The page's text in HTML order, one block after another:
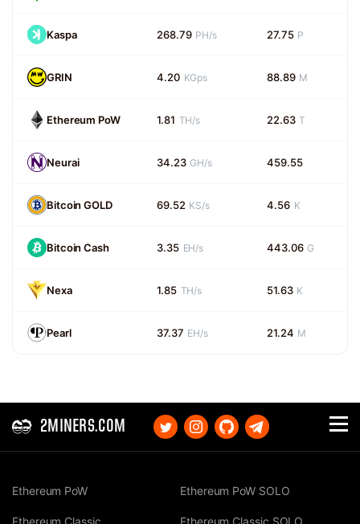
Kaspa 268.79 PH/s 27.75 P
GRIN 4.20 KGps 88.89 M
Ethereum PoW 1.81 TH/s 22.63 T
Neurai 34.23 GH/s 459.55
Bitcoin GOLD 69.52 KS/s 4.56 K
Bitcoin Cash 3.35 EH/s 443.06 G
Nexa 1.85 TH/s 51.63 K
Pearl 37.37 EH/s 21.24 M
2MINERS.COM
Ethereum PoW Ethereum PoW SOLO